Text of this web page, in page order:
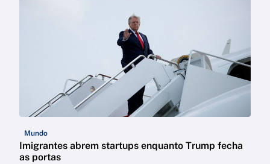
Mundo
Imigrantes abrem startups enquanto Trump fecha
as portas